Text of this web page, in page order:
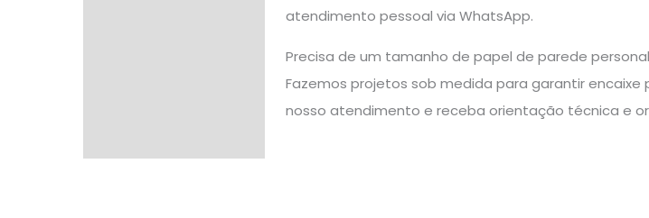
atendimento pessoal via WhatsApp.
Precisa de um tamanho de papel de parede
Fazemos projetos sob medida para garantir
nosso atendimento e receba orientação técnica e